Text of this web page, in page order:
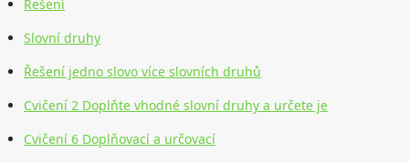
Řešení
Slovní druhy
Řešení jedno slovo více slovních druhů
Cvičení 2 Doplňte vhodné slovní druhy a určete je
Cvičení 6 Doplňovací a určovací